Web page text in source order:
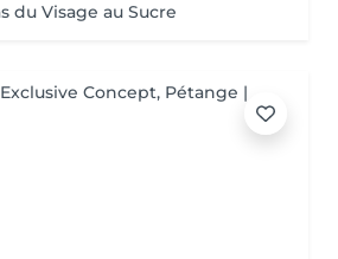
du Visage au Sucre